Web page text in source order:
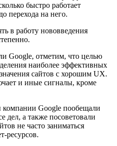
быстро работает
перехода на него.
в работу нововведения
Google, отметим, что целью
наиболее эффективных
сайтов с хорошим UX.
и иные сигналы, кроме
Google пообещали
дел, а также посоветовали
не часто заниматься
ресурсов.